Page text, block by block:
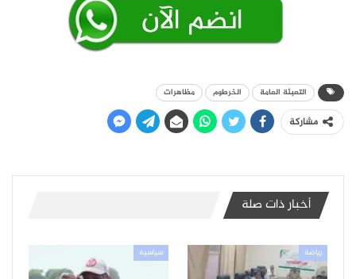
التعبئة العامة الخرطوم مظاهرات
مشاركة
أخبار ذات صلة
رياضة سياسية